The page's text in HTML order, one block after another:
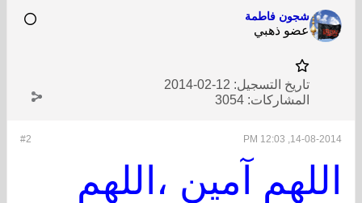
شجون فاطمة
عضو ذهبي
تاريخ التسجيل: 12-02-2014
المشاركات: 3054
#2 14-08-2014, 12:03 PM
اللهم آمين ،اللهم